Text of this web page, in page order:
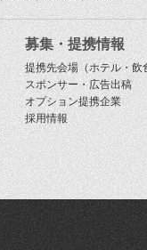
募集・提携情報
提携先会場（ホテル・飲
スポンサー・広告出稿
オプション提携企業
採用情報